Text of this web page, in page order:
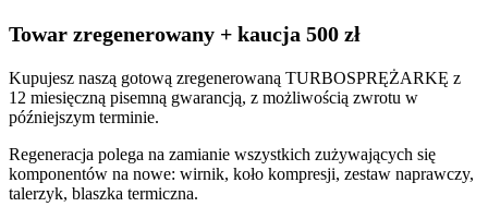
Towar zregenerowany + kaucja 500 zł
Kupujesz naszą gotową zregenerowaną TURBOSPRĘŻARKĘ z
12 miesięczną pisemną gwarancją, z możliwością zwrotu w
późniejszym terminie.
Regeneracja polega na zamianie wszystkich zużywających się
komponentów na nowe: wirnik, koło kompresji, zestaw naprawczy,
talerzyk, blaszka termiczna.